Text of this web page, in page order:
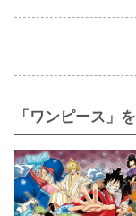
「ワンピース」